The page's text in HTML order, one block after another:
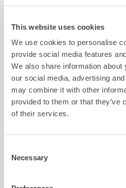
This website uses cookies
We use cookies to personalise
provide social media features
We also share information
our social media, advertising
may combine it with other
provided to them or that they’ve
of their services.
Selection
Necessary
スーツケースサイズ: バッグサイ
空き時間